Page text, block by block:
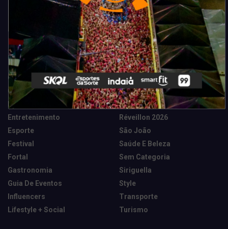
Categorias
Camarote Vip Junino
Cidade
Destaques
Entretenimento
Esporte
Festival
Fortal
Gastronomia
Guia De Eventos
Influencers
Lifestyle + Social
Marketing E Negócios
Música
News Tech
Réveillon 2026
São João
Saúde E Beleza
Sem Categoria
Siriguella
Style
Transporte
Turismo